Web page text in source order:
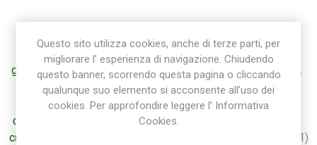
Etichetta del prodotto
giardino (101), giardinaggio (118), concime (7) , piante
,
fiori
(2) , concime piante e fiori (2), produzione benza
benza (22), concime organico (1) , concimi (7)
concimi piante
concime fiori (2)
crescita vegetativa
(1)
Questo sito utilizza cookies, anche di terze parti, per
migliorare l’ esperienza di navigazione. Chiudendo
questo banner, scorrendo questa pagina o cliccando
qualunque suo elemento si acconsente all’uso dei
cookies. Per approfondire leggere l’ Informativa
Cookies.